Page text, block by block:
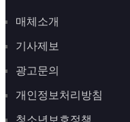
매체소개
기사제보
광고문의
개인정보처리방침
청소년보호정책